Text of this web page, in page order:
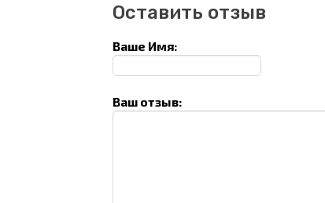
Оставить отзыв
Ваше Имя:
Ваш отзыв: